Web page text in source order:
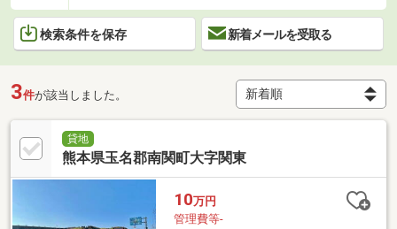
検索条件を保存 新着メールを受取る
3件が該当しました。
貸地
熊本県玉名郡南関町大字関東
10万円
管理費等-